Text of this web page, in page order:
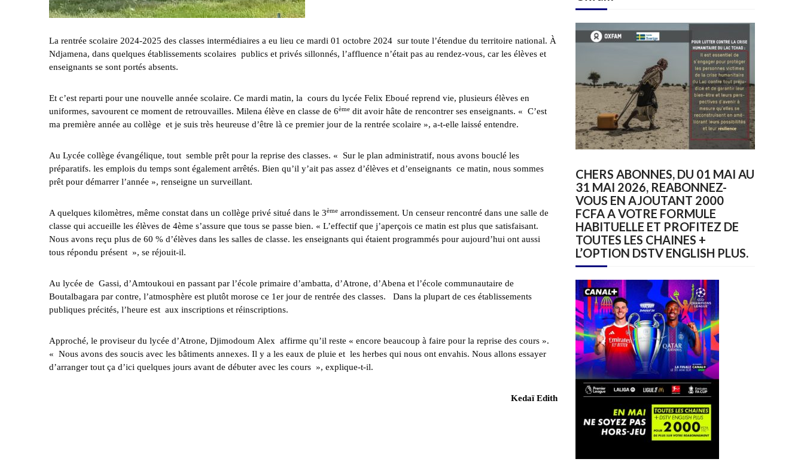
La rentrée scolaire 2024-2025 des classes intermédiaires a eu lieu ce mardi 01 octobre 2024 sur toute l’étendue du territoire national. À
Ndjamena, dans quelques établissements scolaires publics et privés sillonnés, l’affluence n’était pas au rendez-vous, car les élèves et
enseignants se sont portés absents.
Et c’est reparti pour une nouvelle année scolaire. Ce mardi matin, la cours du lycée Felix Eboué reprend vie, plusieurs élèves en
uniformes, savourent ce moment de retrouvailles. Milena élève en classe de 6ème dit avoir hâte de rencontrer ses enseignants. « C’est
ma première année au collège et je suis très heureuse d’être là ce premier jour de la rentrée scolaire », a-t-elle laissé entendre.
Au Lycée collège évangélique, tout semble prêt pour la reprise des classes. « Sur le plan administratif, nous avons bouclé les
préparatifs. les emplois du temps sont également arrêtés. Bien qu’il y’ait pas assez d’élèves et d’enseignants ce matin, nous sommes
prêt pour démarrer l’année », renseigne un surveillant.
A quelques kilomètres, même constat dans un collège privé situé dans le 3ème arrondissement. Un censeur rencontré dans une salle de
classe qui accueille les élèves de 4ème s’assure que tous se passe bien. « L’effectif que j’aperçois ce matin est plus que satisfaisant.
Nous avons reçu plus de 60 % d’élèves dans les salles de classe. les enseignants qui étaient programmés pour aujourd’hui ont aussi
tous répondu présent », se réjouit-il.
Au lycée de Gassi, d’Amtoukoui en passant par l’école primaire d’ambatta, d’Atrone, d’Abena et l’école communautaire de
Boutalbagara par contre, l’atmosphère est plutôt morose ce 1er jour de rentrée des classes. Dans la plupart de ces établissements
publiques précités, l’heure est aux inscriptions et réinscriptions.
Approché, le proviseur du lycée d’Atrone, Djimodoum Alex affirme qu’il reste « encore beaucoup à faire pour la reprise des cours ».
« Nous avons des soucis avec les bâtiments annexes. Il y a les eaux de pluie et les herbes qui nous ont envahis. Nous allons essayer
d’arranger tout ça d’ici quelques jours avant de débuter avec les cours », explique-t-il.
Kedaï Edith
CHERS ABONNES, DU 01 MAI AU
31 MAI 2026, REABONNEZ-
VOUS EN AJOUTANT 2000
FCFA A VOTRE FORMULE
HABITUELLE ET PROFITEZ DE
TOUTES LES CHAINES +
L’OPTION DSTV ENGLISH PLUS.